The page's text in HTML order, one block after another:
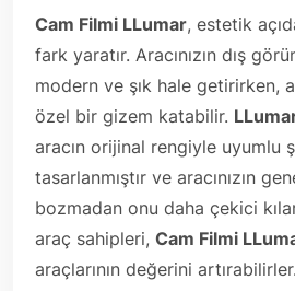
Cam Filmi LLumar, estetik
fark yaratır. Aracınızın dış
modern ve şık hale getirirken,
özel bir gizem katabilir.
aracın orijinal rengiyle uyumlu
tasarlanmıştır ve aracınızın
bozmadan onu daha çekici
araç sahipleri, Cam Filmi
araçlarının değerini artırabilirler.